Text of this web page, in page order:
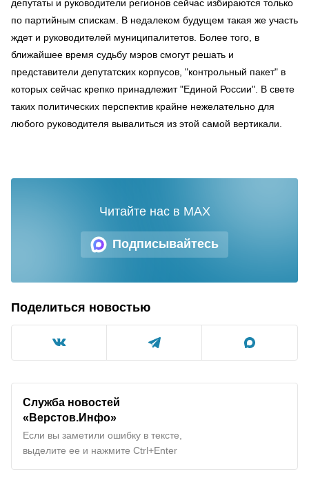
депутаты и руководители регионов сейчас избираются только
по партийным спискам. В недалеком будущем такая же участь
ждет и руководителей муниципалитетов. Более того, в
ближайшее время судьбу мэров смогут решать и
представители депутатских корпусов, "контрольный пакет" в
которых сейчас крепко принадлежит "Единой России". В свете
таких политических перспектив крайне нежелательно для
любого руководителя вывалиться из этой самой вертикали.
Подписывайтесь
Читайте нас в MAX
Поделиться новостью
Служба новостей
«Верстов.Инфо»
Если вы заметили ошибку в тексте,
выделите ее и нажмите Ctrl+Enter